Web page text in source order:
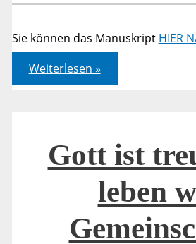
Sie können das Manuskript HIER
Gott
ist
treu
Welt
Weiterlesen »
Gott ist
leben